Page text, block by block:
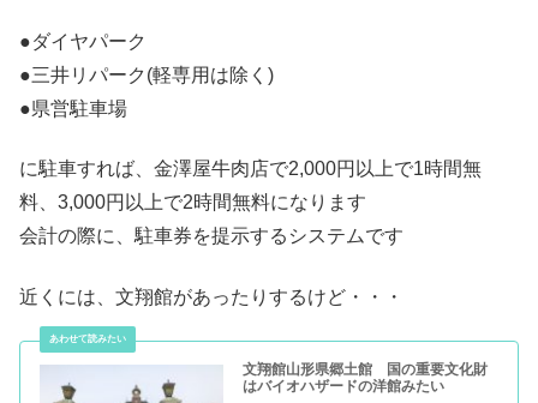
●ダイヤパーク
●三井リパーク(軽専用は除く)
●県営駐車場
に駐車すれば、金澤屋牛肉店で2,000円以上で1時間無
料、3,000円以上で2時間無料になります
会計の際に、駐車券を提示するシステムです
近くには、文翔館があったりするけど・・・
文翔館山形県郷土館 国の重要文化財
はバイオハザードの洋館みたい